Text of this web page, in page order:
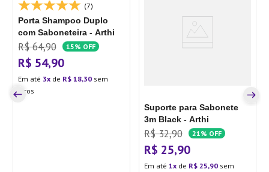
(7)
Porta Shampoo Duplo
com Saboneteira - Arthi
R$ 64,90 15% OFF
R$ 54,90
Em até 3 de R$ 18,30 sem
juros
Suporte para Sabonete
3m Black - Arthi
R$ 32,90 21% OFF
R$ 25,90
Em até 1 de R$ 25,90 sem